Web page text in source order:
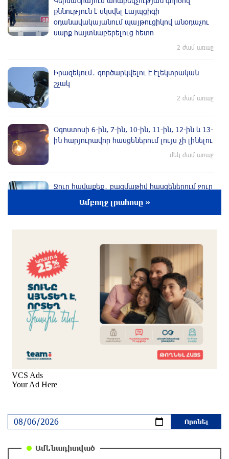
քննություն է սկսվել Լայպցիգի
օդանավակայանում պայթուցիկով անօդաչու
սարք հայտնաբերելուց հետո
2 ժամ առաջ
Իրազեկում․ գործարկվելու է էլեկտրական
շչակ
2 ժամ առաջ
Օգոստոսի 6-ին, 7-ին, 10-ին, 11-ին, 12-ին և 13-
ին հարյուրավոր հասցեներում լույս չի լինելու
մեկ ժամ առաջ
Ջուր հավաքեք․ բազմաթիվ հասցեներում ջուր
Եվրոպայի մայրաքաղաքները գրանցում են
շոգի նոր ռեկորդներ
26 րոպե առաջ
Զովունի-Եղվարդ ճանապարհին բախվել են
«Alfa Romeo»-ն և «Opel»-ը. կա վիրավոր
7 րոպե առաջ
Իրանն ու Օմանը համաձայնեցրել են Հորմուզի
Կեղծ էջով քաղաքացիներին առաջարկվում է
մասնակցել խաղարկության․ զգուշացում
Ամբողջ լրահոսը »
Ամենադիտված